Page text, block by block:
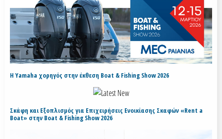
H Yamaha χορηγός στην έκθεση Boat & Fishing Show 2026
Σκάφη και Εξοπλισμός για Επιχειρήσεις Ενοικίασης Σκαφών «Rent a
Boat» στην Boat & Fishing Show 2026